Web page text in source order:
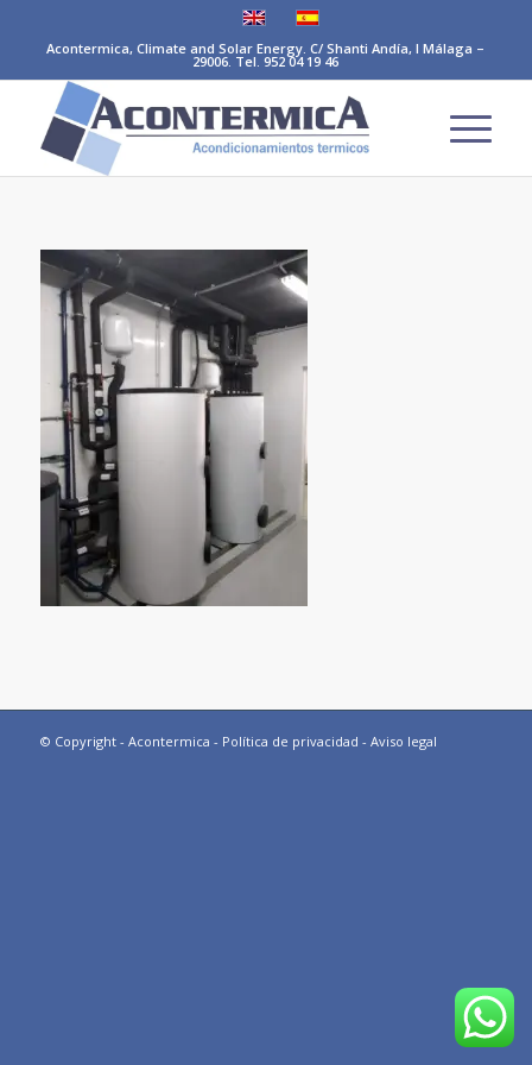
Acontermica, Climate and Solar Energy. C/ Shanti Andía, I Málaga –
29006. Tel. 952 04 19 46
© Copyright - Acontermica - Política de privacidad - Aviso legal